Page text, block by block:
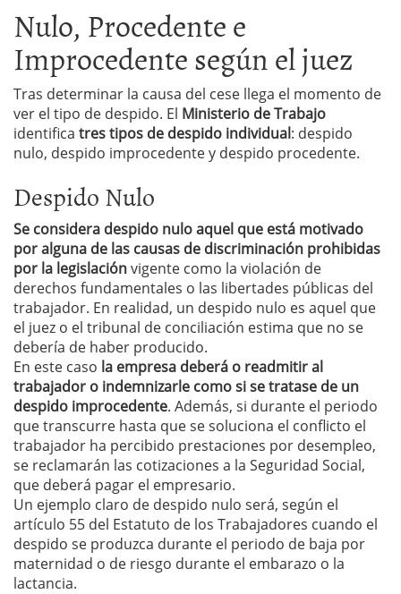
Nulo, Procedente e
Improcedente según el juez
Tras determinar la causa del cese llega el momento de
ver el tipo de despido. El Ministerio de Trabajo
identifica tres tipos de despido individual: despido
nulo, despido improcedente y despido procedente.
Despido Nulo
Se considera despido nulo aquel que está motivado
por alguna de las causas de discriminación prohibidas
por la legislaciónvigente como la violación de
derechos fundamentales o las libertades públicas del
trabajador. En realidad, un despido nulo es aquel que
el juez o el tribunal de conciliación estima que no se
debería de haber producido.
En este caso la empresa deberá o readmitir al
trabajador o indemnizarle como si se tratase de un
despido improcedente. Además, si durante el periodo
que transcurre hasta que se soluciona el conflicto el
trabajador ha percibido prestaciones por desempleo,
se reclamarán las cotizaciones a la Seguridad Social,
que deberá pagar el empresario.
Un ejemplo claro de despido nulo será, según el
artículo 55 del Estatuto de los Trabajadores cuando el
despido se produzca durante el periodo de baja por
maternidad o de riesgo durante el embarazo o la
lactancia.